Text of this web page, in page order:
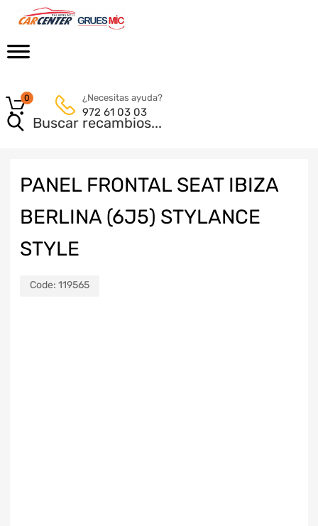
¿Necesitas ayuda?
972 61 03 03
0
PANEL FRONTAL SEAT IBIZA
BERLINA (6J5) STYLANCE
STYLE
Code: 119565